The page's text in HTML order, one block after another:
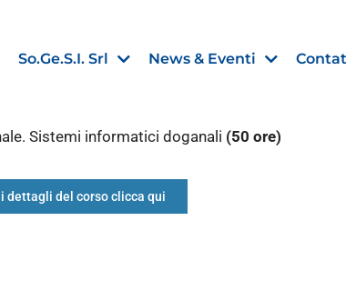
So.Ge.S.I. Srl News & Eventi
agevolata
Sistemi informatici doganali (50 ore)
dettagli del corso clicca qui